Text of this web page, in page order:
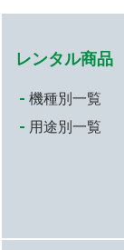
レンタル商品
機種別一覧
用途別一覧